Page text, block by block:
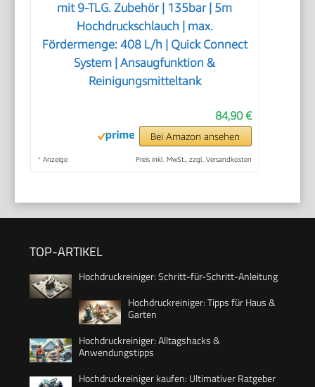
mit 9-TLG. Zubehör | 135bar | 5m
Hochdruckschlauch | max.
Fördermenge: 408 L/h | Quick Connect
System | Ansaugfunktion &
Reinigungsmitteltank
84,90 €
Bei Amazon ansehen
* Anzeige Preis inkl. MwSt., zzgl. Versandkosten
TOP-ARTIKEL
Hochdruckreiniger: Schritt-für-Schritt-Anleitung
Hochdruckreiniger: Tipps für Haus &
Garten
Hochdruckreiniger: Alltagshacks &
Anwendungstipps
Hochdruckreiniger kaufen: Ultimativer Ratgeber